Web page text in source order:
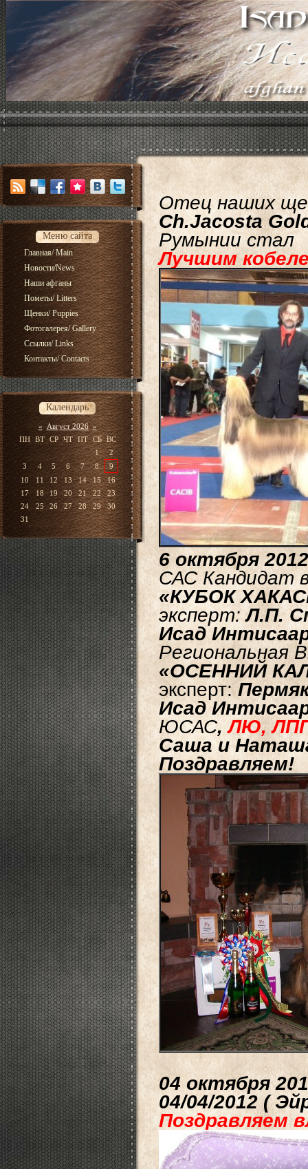
Меню сайта
Главная/ Main
Новости/News
Наши афганы
Пометы/ Litters
Щенки/ Puppies
Фотогалерея/ Gallery
Ссылки/ Links
Контакты/ Contacts
Календарь
« Август 2026 »
ПН ВТ СР ЧТ ПТ СБ ВС
1
2
3
4 5 6 7 8
9
10
11 12 13 14 15
16
17
18 19 20 21 22
23
24
25 26 27 28 29
30
31
Отец наших
Ch.Jacosta
Румынии стал
Лучшим
6 октября
САС Кандидат
«КУБОК
эксперт:Л.П.
Исад
Региональная
«ОСЕННИЙ
эксперт:
Исад
ЮСАС,ЛЮ,
Саша и
Поздравляем!
04 октября
04/04/2012(
Поздравляем